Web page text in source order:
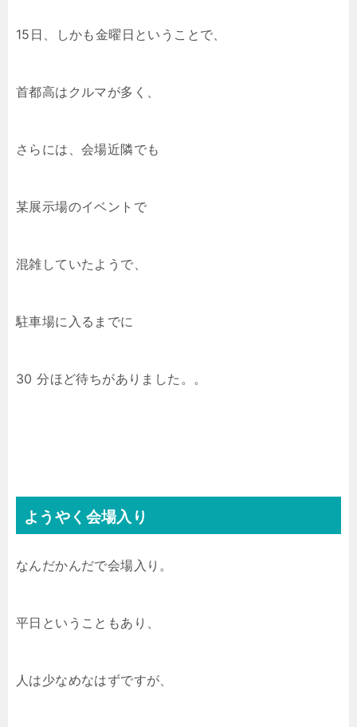
15日、しかも金曜日ということで、
首都高はクルマが多く、
さらには、会場近隣でも
某展示場のイベントで
混雑していたようで、
駐車場に入るまでに
30 分ほど待ちがありました。。
ようやく会場入り
なんだかんだで会場入り。
平日ということもあり、
人は少なめなはずですが、